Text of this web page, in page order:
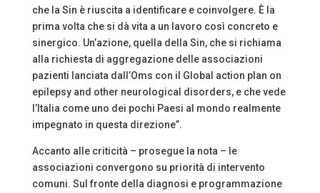
che la Sin è riuscita a identificare e coinvolgere. È la
prima volta che si dà vita a un lavoro così concreto e
sinergico. Un’azione, quella della Sin, che si richiama
alla richiesta di aggregazione delle associazioni
pazienti lanciata dall’Oms con il Global action plan on
epilepsy and other neurological disorders, e che vede
l’Italia come uno dei pochi Paesi al mondo realmente
impegnato in questa direzione”.
Accanto alle criticità – prosegue la nota – le
associazioni convergono su priorità di intervento
comuni. Sul fronte della diagnosi e programmazione